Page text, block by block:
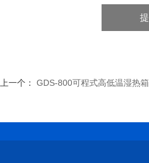
上一个： GDS-800可程式高低温湿热箱